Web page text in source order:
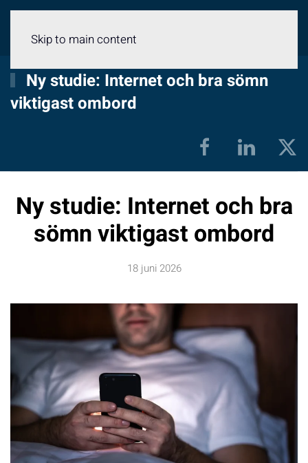
Skip to main content
Ny studie: Internet och bra sömn
viktigast ombord
Ny studie: Internet och bra
sömn viktigast ombord
18 juni 2026